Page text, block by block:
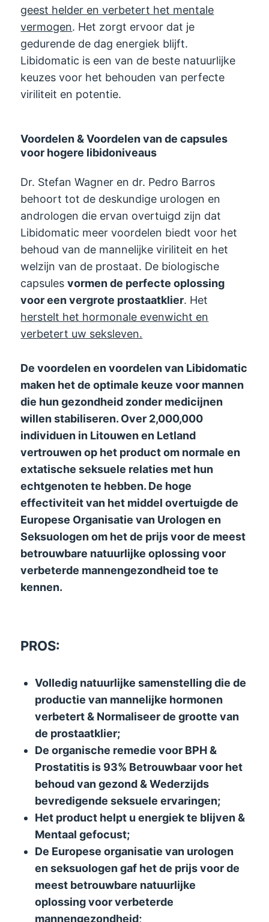
geest helder en verbetert het mentale
vermogen. Het zorgt ervoor dat je
gedurende de dag energiek blijft.
Libidomatic is een van de beste natuurlijke
keuzes voor het behouden van perfecte
viriliteit en potentie.
Voordelen & Voordelen van de capsules
voor hogere libidoniveaus
Dr. Stefan Wagner en dr. Pedro Barros
behoort tot de deskundige urologen en
andrologen die ervan overtuigd zijn dat
Libidomatic meer voordelen biedt voor het
behoud van de mannelijke viriliteit en het
welzijn van de prostaat. De biologische
capsulesvormen de perfecte oplossing
voor een vergrote prostaatklier. Het
herstelt het hormonale evenwicht en
verbetert uw seksleven.
De voordelen en voordelen van Libidomatic
maken het de optimale keuze voor mannen
die hun gezondheid zonder medicijnen
willen stabiliseren. Over 2,000,000
individuen in Litouwen en Letland
vertrouwen op het product om normale en
extatische seksuele relaties met hun
echtgenoten te hebben. De hoge
effectiviteit van het middel overtuigde de
Europese Organisatie van Urologen en
Seksuologen om het de prijs voor de meest
betrouwbare natuurlijke oplossing voor
verbeterde mannengezondheid toe te
kennen.
PROS:
Volledig natuurlijke samenstelling die de
productie van mannelijke hormonen
verbetert & Normaliseer de grootte van
de prostaatklier;
De organische remedie voor BPH &
Prostatitis is 93% Betrouwbaar voor het
behoud van gezond & Wederzijds
bevredigende seksuele ervaringen;
Het product helpt u energiek te blijven &
Mentaal gefocust;
De Europese organisatie van urologen
en seksuologen gaf het de prijs voor de
meest betrouwbare natuurlijke
oplossing voor verbeterde
mannengezondheid;